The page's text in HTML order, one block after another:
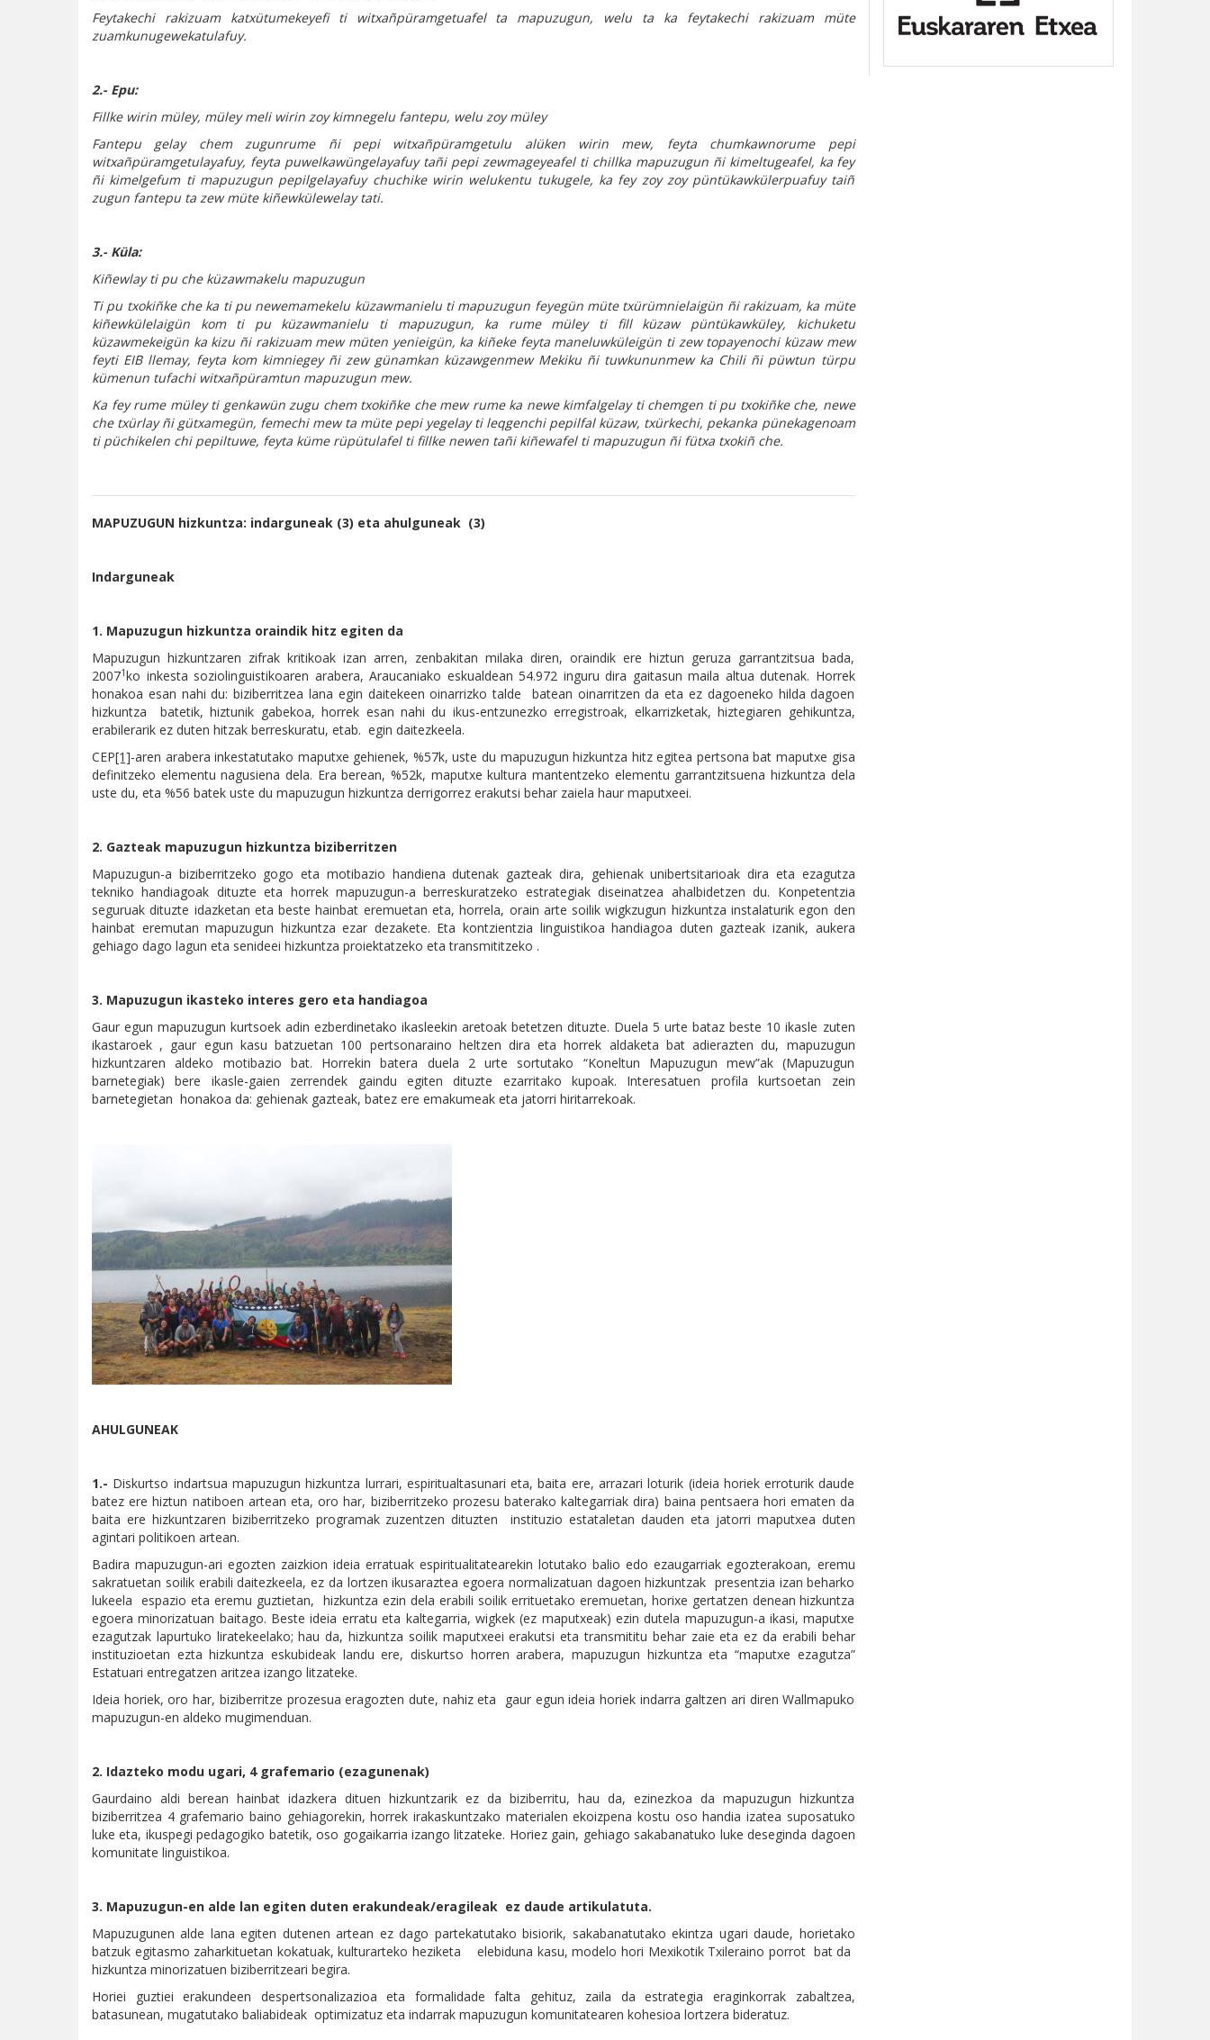
Feytakechi rakizuam katxütumekeyefi ti witxañpüramgetuafel ta mapuzugun, welu ta ka feytakechi rakizuam müte
zuamkunugewekatulafuy.
2.- Epu:
Fillke wirin müley, müley meli wirin zoy kimnegelu fantepu, welu zoy müley
Fantepu gelay chem zugunrume ñi pepi witxañpüramgetulu alüken wirin mew, feyta chumkawnorume pepi
witxañpüramgetulayafuy, feyta puwelkawüngelayafuy tañi pepi zewmageyeafel ti chillka mapuzugun ñi kimeltugeafel, ka fey
ñi kimelgefum ti mapuzugun pepilgelayafuy chuchike wirin welukentu tukugele, ka fey zoy zoy püntükawkülerpuafuy taiñ
zugun fantepu ta zew müte kiñewkülewelay tati.
3.- Küla:
Kiñewlay ti pu che küzawmakelu mapuzugun
Ti pu txokiñke che ka ti pu newemamekelu küzawmanielu ti mapuzugun feyegün müte txürümnielaigün ñi rakizuam, ka müte
kiñewkülelaigün kom ti pu küzawmanielu ti mapuzugun, ka rume müley ti fill küzaw püntükawküley, kichuketu
küzawmekeigün ka kizu ñi rakizuam mew müten yenieigün, ka kiñeke feyta maneluwküleigün ti zew topayenochi küzaw mew
feyti EIB llemay, feyta kom kimniegey ñi zew günamkan küzawgenmew Mekiku ñi tuwkununmew ka Chili ñi püwtun türpu
kümenun tufachi witxañpüramtun mapuzugun mew.
Ka fey rume müley ti genkawün zugu chem txokiñke che mew rume ka newe kimfalgelay ti chemgen ti pu txokiñke che, newe
che txürlay ñi gütxamegün, femechi mew ta müte pepi yegelay ti leqgenchi pepilfal küzaw, txürkechi, pekanka pünekagenoam
ti püchikelen chi pepiltuwe, feyta küme rüpütulafel ti fillke newen tañi kiñewafel ti mapuzugun ñi fütxa txokiñ che.
MAPUZUGUN hizkuntza: indarguneak (3) eta ahulguneak (3)
Indarguneak
1. Mapuzugun hizkuntza oraindik hitz egiten da
Mapuzugun hizkuntzaren zifrak kritikoak izan arren, zenbakitan milaka diren, oraindik ere hiztun geruza garrantzitsua bada,
20071ko inkesta soziolinguistikoaren arabera, Araucaniako eskualdean 54.972 inguru dira gaitasun maila altua dutenak. Horrek
honakoa esan nahi du: biziberritzea lana egin daitekeen oinarrizko talde batean oinarritzen da eta ez dagoeneko hilda dagoen
hizkuntza batetik, hiztunik gabekoa, horrek esan nahi du ikus-entzunezko erregistroak, elkarrizketak, hiztegiaren gehikuntza,
erabilerarik ez duten hitzak berreskuratu, etab. egin daitezkeela.
CEP[1]-aren arabera inkestatutako maputxe gehienek, %57k, uste du mapuzugun hizkuntza hitz egitea pertsona bat maputxe gisa
definitzeko elementu nagusiena dela. Era berean, %52k, maputxe kultura mantentzeko elementu garrantzitsuena hizkuntza dela
uste du, eta %56 batek uste du mapuzugun hizkuntza derrigorrez erakutsi behar zaiela haur maputxeei.
2. Gazteak mapuzugun hizkuntza biziberritzen
Mapuzugun-a biziberritzeko gogo eta motibazio handiena dutenak gazteak dira, gehienak unibertsitarioak dira eta ezagutza
tekniko handiagoak dituzte eta horrek mapuzugun-a berreskuratzeko estrategiak diseinatzea ahalbidetzen du. Konpetentzia
seguruak dituzte idazketan eta beste hainbat eremuetan eta, horrela, orain arte soilik wigkzugun hizkuntza instalaturik egon den
hainbat eremutan mapuzugun hizkuntza ezar dezakete. Eta kontzientzia linguistikoa handiagoa duten gazteak izanik, aukera
gehiago dago lagun eta senideei hizkuntza proiektatzeko eta transmititzeko .
3. Mapuzugun ikasteko interes gero eta handiagoa
Gaur egun mapuzugun kurtsoek adin ezberdinetako ikasleekin aretoak betetzen dituzte. Duela 5 urte bataz beste 10 ikasle zuten
ikastaroek , gaur egun kasu batzuetan 100 pertsonaraino heltzen dira eta horrek aldaketa bat adierazten du, mapuzugun
hizkuntzaren aldeko motibazio bat. Horrekin batera duela 2 urte sortutako “Koneltun Mapuzugun mew”ak (Mapuzugun
barnetegiak) bere ikasle-gaien zerrendek gaindu egiten dituzte ezarritako kupoak. Interesatuen profila kurtsoetan zein
barnetegietan honakoa da: gehienak gazteak, batez ere emakumeak eta jatorri hiritarrekoak.
AHULGUNEAK
1.- Diskurtso indartsua mapuzugun hizkuntza lurrari, espiritualtasunari eta, baita ere, arrazari loturik (ideia horiek erroturik daude
batez ere hiztun natiboen artean eta, oro har, biziberritzeko prozesu baterako kaltegarriak dira) baina pentsaera hori ematen da
baita ere hizkuntzaren biziberritzeko programak zuzentzen dituzten instituzio estataletan dauden eta jatorri maputxea duten
agintari politikoen artean.
Badira mapuzugun-ari egozten zaizkion ideia erratuak espiritualitatearekin lotutako balio edo ezaugarriak egozterakoan, eremu
sakratuetan soilik erabili daitezkeela, ez da lortzen ikusaraztea egoera normalizatuan dagoen hizkuntzak presentzia izan beharko
lukeela espazio eta eremu guztietan, hizkuntza ezin dela erabili soilik errituetako eremuetan, horixe gertatzen denean hizkuntza
egoera minorizatuan baitago. Beste ideia erratu eta kaltegarria, wigkek (ez maputxeak) ezin dutela mapuzugun-a ikasi, maputxe
ezagutzak lapurtuko liratekeelako; hau da, hizkuntza soilik maputxeei erakutsi eta transmititu behar zaie eta ez da erabili behar
instituzioetan ezta hizkuntza eskubideak landu ere, diskurtso horren arabera, mapuzugun hizkuntza eta “maputxe ezagutza”
Estatuari entregatzen aritzea izango litzateke.
Ideia horiek, oro har, biziberritze prozesua eragozten dute, nahiz eta gaur egun ideia horiek indarra galtzen ari diren Wallmapuko
mapuzugun-en aldeko mugimenduan.
2. Idazteko modu ugari, 4 grafemario (ezagunenak)
Gaurdaino aldi berean hainbat idazkera dituen hizkuntzarik ez da biziberritu, hau da, ezinezkoa da mapuzugun hizkuntza
biziberritzea 4 grafemario baino gehiagorekin, horrek irakaskuntzako materialen ekoizpena kostu oso handia izatea suposatuko
luke eta, ikuspegi pedagogiko batetik, oso gogaikarria izango litzateke. Horiez gain, gehiago sakabanatuko luke deseginda dagoen
komunitate linguistikoa.
3. Mapuzugun-en alde lan egiten duten erakundeak/eragileak ez daude artikulatuta.
Mapuzugunen alde lana egiten dutenen artean ez dago partekatutako bisiorik, sakabanatutako ekintza ugari daude, horietako
batzuk egitasmo zaharkituetan kokatuak, kulturarteko heziketa elebiduna kasu, modelo hori Mexikotik Txileraino porrot bat da
hizkuntza minorizatuen biziberritzeari begira.
Horiei guztiei erakundeen despertsonalizazioa eta formalidade falta gehituz, zaila da estrategia eraginkorrak zabaltzea,
batasunean, mugatutako baliabideak optimizatuz eta indarrak mapuzugun komunitatearen kohesioa lortzera bideratuz.